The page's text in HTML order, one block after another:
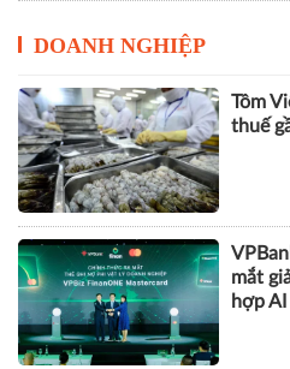
DOANH NGHIỆP
Tôm
thuế
mắt
hợp